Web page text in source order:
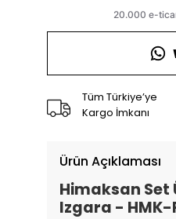
Tüm Türkiye’ye
Kargo İmkanı
Ürün Açıklaması
Himaksan Set
Izgara - HMK-